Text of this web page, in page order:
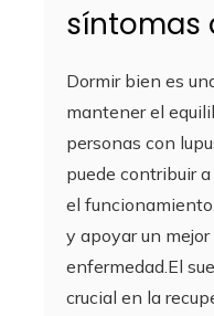
síntomas
Dormir bien es
mantener el
personas con
puede contribuir
el
y apoyar un
enfermedad.El
crucial en la